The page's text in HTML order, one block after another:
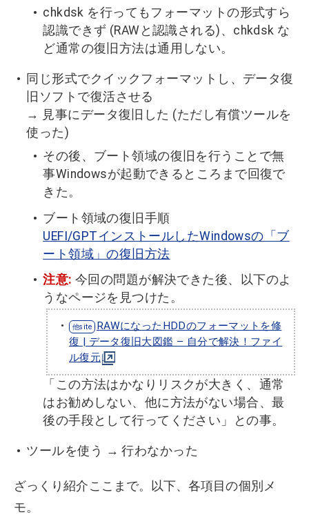
chkdsk を行ってもフォーマットの形式すら
認識できず (RAWと認識される)、chkdsk な
ど通常の復旧方法は通用しない。
同じ形式でクイックフォーマットし、データ復
旧ソフトで復活させる
→ 見事にデータ復旧した (ただし有償ツールを
使った)
その後、ブート領域の復旧を行うことで無
事Windowsが起動できるところまで回復で
きた。
ブート領域の復旧手順
UEFI/GPTインストールしたWindowsの「ブ
ート領域」の復旧方法
注意: 今回の問題が解決できた後、以下のよ
うなページを見つけた。
RAWになったHDDのフォーマットを修
復 | データ復旧大図鑑 – 自分で解決！ファイ
ル復元
「この方法はかなりリスクが大きく、通常
はお勧めしない、他に方法がない場合、最
後の手段として行ってください」との事。
ツールを使う → 行わなかった
ざっくり紹介ここまで。以下、各項目の個別メ
モ。